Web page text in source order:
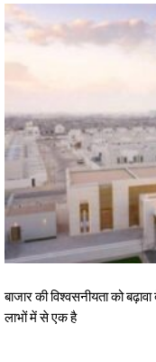
बाजार की विश्वसनीयता को
लाभों में से एक है